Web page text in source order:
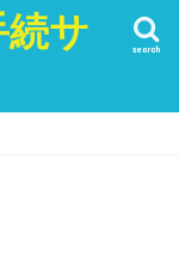
サ
search